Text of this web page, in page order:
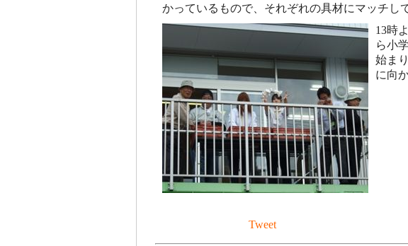
かっているもので、それぞれの具材にマッチし
13時
ら小
始ま
に向
Tweet